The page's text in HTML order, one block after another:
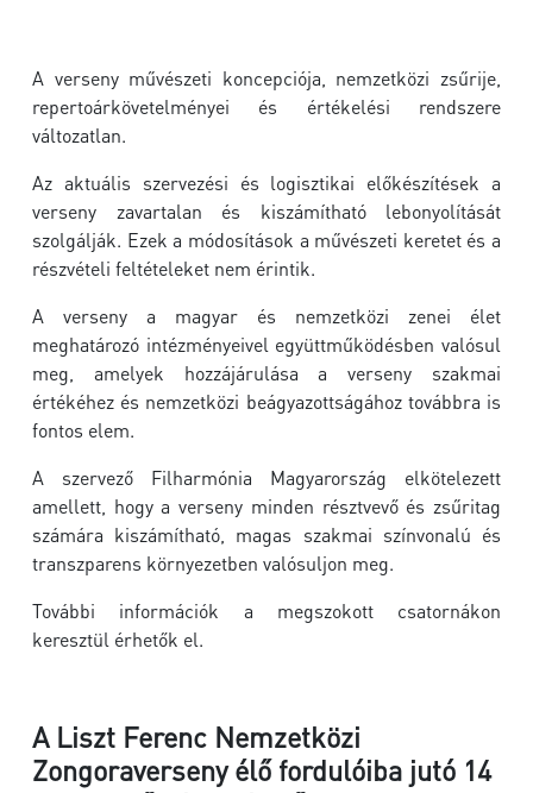
A verseny művészeti koncepciója, nemzetközi zsűrije,
repertoárkövetelményei és értékelési rendszere
változatlan.
Az aktuális szervezési és logisztikai előkészítések a
verseny zavartalan és kiszámítható lebonyolítását
szolgálják. Ezek a módosítások a művészeti keretet és a
részvételi feltételeket nem érintik.
A verseny a magyar és nemzetközi zenei élet
meghatározó intézményeivel együttműködésben valósul
meg, amelyek hozzájárulása a verseny szakmai
értékéhez és nemzetközi beágyazottságához továbbra is
fontos elem.
A szervező Filharmónia Magyarország elkötelezett
amellett, hogy a verseny minden résztvevő és zsűritag
számára kiszámítható, magas szakmai színvonalú és
transzparens környezetben valósuljon meg.
További információk a megszokott csatornákon
keresztül érhetők el.
A Liszt Ferenc Nemzetközi
Zongoraverseny élő fordulóiba jutó 14